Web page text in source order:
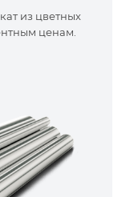
из цветных
ценам.